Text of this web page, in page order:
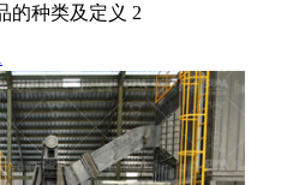
的种类及定义 2